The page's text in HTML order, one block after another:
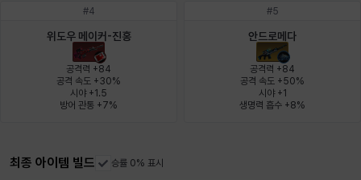
크레이버 타지아
펠릭스 피올로
#4
위도우 메이커-진홍
공격력 +84
공격 속도 +30%
시야 +1.5
방어 관통 +7%
#5
안드로메다
공격력 +84
공격 속도 +50%
시야 +1
생명력 흡수 +8%
최종 아이템 빌드 승률 0% 표시